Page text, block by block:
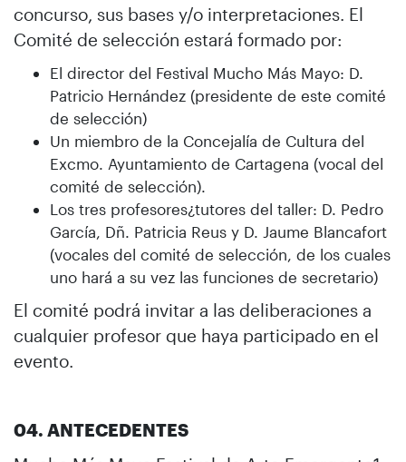
concurso, sus bases y/o interpretaciones. El
Comité de selección estará formado por:
El director del Festival Mucho Más Mayo: D.
Patricio Hernández (presidente de este comité
de selección)
Un miembro de la Concejalía de Cultura del
Excmo. Ayuntamiento de Cartagena (vocal del
comité de selección).
Los tres profesores¿tutores del taller: D. Pedro
García, Dñ. Patricia Reus y D. Jaume Blancafort
(vocales del comité de selección, de los cuales
uno hará a su vez las funciones de secretario)
El comité podrá invitar a las deliberaciones a
cualquier profesor que haya participado en el
evento.
04. ANTECEDENTES